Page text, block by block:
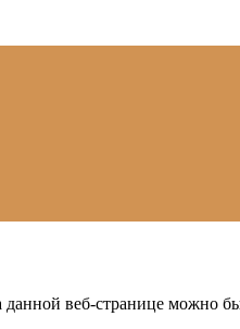
веб-странице можно